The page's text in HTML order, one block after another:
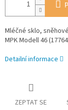
Mléčné sklo,
MPK Modell 46
Detailní informace
ZEPTAT SE